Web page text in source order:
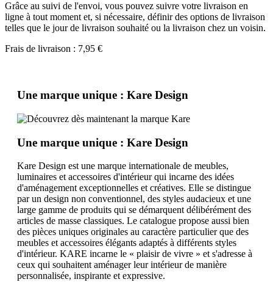
Grâce au suivi de l'envoi, vous pouvez suivre votre livraison en
ligne à tout moment et, si nécessaire, définir des options de livraison
telles que le jour de livraison souhaité ou la livraison chez un voisin.
Frais de livraison : 7,95 €
Une marque unique : Kare Design
Une marque unique : Kare Design
Kare Design est une marque internationale de meubles,
luminaires et accessoires d'intérieur qui incarne des idées
d'aménagement exceptionnelles et créatives. Elle se distingue
par un design non conventionnel, des styles audacieux et une
large gamme de produits qui se démarquent délibérément des
articles de masse classiques. Le catalogue propose aussi bien
des pièces uniques originales au caractère particulier que des
meubles et accessoires élégants adaptés à différents styles
d'intérieur. KARE incarne le « plaisir de vivre » et s'adresse à
ceux qui souhaitent aménager leur intérieur de manière
personnalisée, inspirante et expressive.